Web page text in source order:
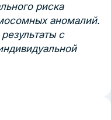
риска
аномалий.
с